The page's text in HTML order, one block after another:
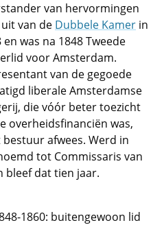
van hervormingen
van de Dubbele Kamer in
en was na 1848 Tweede
voor Amsterdam.
van de gegoede
liberale Amsterdamse
die vóór beter toezicht
overheidsfinanciën was,
afwees. Werd in
tot Commissaris van
bleef dat tien jaar.
1860: buitengewoon lid